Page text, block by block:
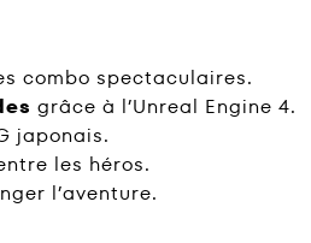
combo spectaculaires.
grâce à l’Unreal Engine 4.
japonais.
les héros.
l’aventure.